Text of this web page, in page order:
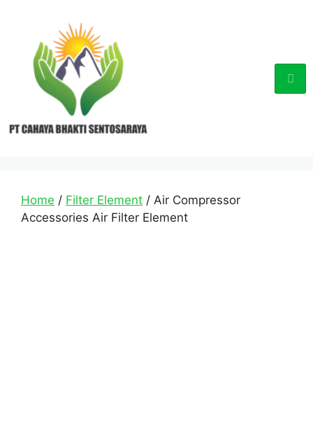
Home / Filter Element / Air Compressor
Accessories Air Filter Element